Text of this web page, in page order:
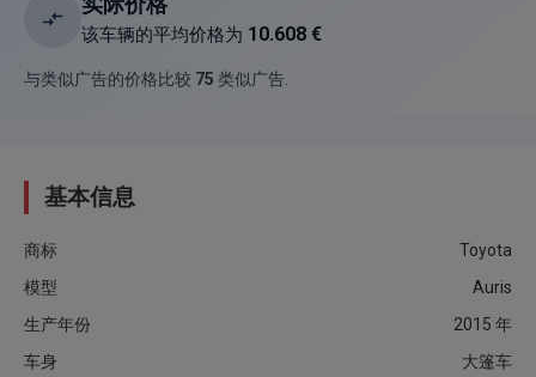
该车辆的平均价格为 10.608 €
与类似广告的价格比较 75 类似广告
基本信息
商标
Toyota
模型
Auris
生产年份
2015 年
车身
大篷车